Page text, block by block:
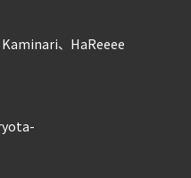
、HaReeee